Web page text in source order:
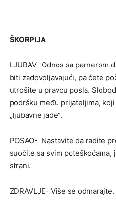
ŠKORPIJA
LJUBAV- Odnos sa parnerom
biti zadovoljavajući, pa ćete
utrošite u pravcu posla.
podršku među prijateljima,
„ljubavne jade“.
POSAO- Nastavite da radite
suočite sa svim poteškoćama,
strani.
ZDRAVLJE- Više se odmarajte.